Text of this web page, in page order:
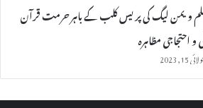
ویمن لیگ کی پریس کلب کے باہر حرمت قرآن
و احتجاجی مظاہرہ
15, 2023